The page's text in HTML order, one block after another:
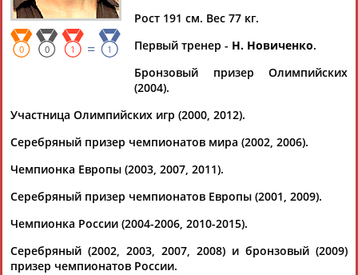
Дмитрий
Тамилла
АБАСОВА
Рамазан
АБАЧАРАЕВ
Ростом
АБАШИДЗЕ
Флюра
БУЛАТОВА
Татьяна
Акжана
Артур
0 0 1 = 1
Рост 191 см. Вес 77 кг.
Первый тренер - Н. Новиченко.
Бронзовый призер Олимпийских
(2004).
Участница Олимпийских игр (2000, 2012).
Серебряный призер чемпионатов мира (2002, 2006).
Чемпионка Европы (2003, 2007, 2011).
Серебряный призер чемпионатов Европы (2001, 2009).
Чемпионка России (2004-2006, 2010-2015).
Серебряный (2002, 2003, 2007, 2008) и бронзовый (2009)
призер чемпионатов России.